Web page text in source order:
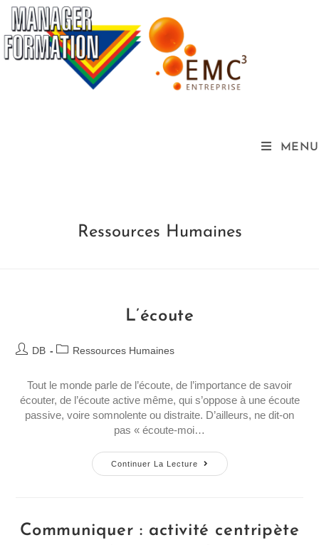
MENU
Ressources Humaines
L’écoute
DB Ressources Humaines
Tout le monde parle de l’écoute, de l’importance de savoir
écouter, de l’écoute active même, qui s’oppose à une écoute
passive, voire somnolente ou distraite. D’ailleurs, ne dit-on
pas « écoute-moi…
Continuer La Lecture
Communiquer : activité centripète